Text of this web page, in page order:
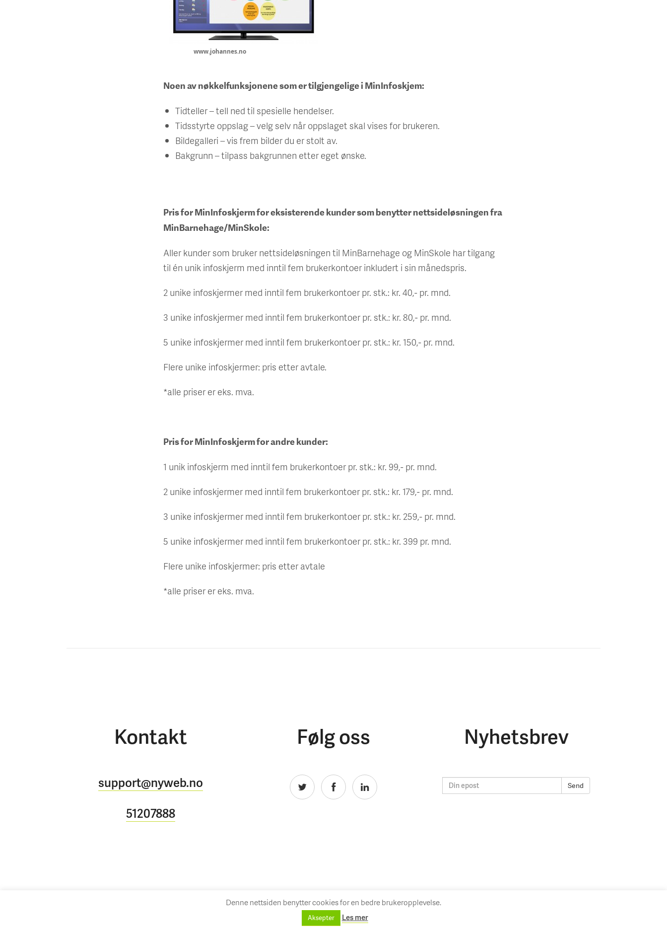
www.johannes.no
Noen av nøkkelfunksjonene som er tilgjengelige i MinInfoskjem:
Tidteller – tell ned til spesielle hendelser.
Tidsstyrte oppslag – velg selv når oppslaget skal vises for brukeren.
Bildegalleri – vis frem bilder du er stolt av.
Bakgrunn – tilpass bakgrunnen etter eget ønske.
Pris for MinInfoskjerm for eksisterende kunder som benytter nettsideløsningen fra
MinBarnehage/MinSkole:
Aller kunder som bruker nettsideløsningen til MinBarnehage og MinSkole har tilgang
til én unik infoskjerm med inntil fem brukerkontoer inkludert i sin månedspris.
2 unike infoskjermer med inntil fem brukerkontoer pr. stk.: kr. 40,- pr. mnd.
3 unike infoskjermer med inntil fem brukerkontoer pr. stk.: kr. 80,- pr. mnd.
5 unike infoskjermer med inntil fem brukerkontoer pr. stk.: kr. 150,- pr. mnd.
Flere unike infoskjermer: pris etter avtale.
*alle priser er eks. mva.
Pris for MinInfoskjerm for andre kunder:
1 unik infoskjerm med inntil fem brukerkontoer pr. stk.: kr. 99,- pr. mnd.
2 unike infoskjermer med inntil fem brukerkontoer pr. stk.: kr. 179,- pr. mnd.
3 unike infoskjermer med inntil fem brukerkontoer pr. stk.: kr. 259,- pr. mnd.
5 unike infoskjermer med inntil fem brukerkontoer pr. stk.: kr. 399 pr. mnd.
Flere unike infoskjermer: pris etter avtale
*alle priser er eks. mva.
Kontakt
support@nyweb.no
51207888
Følg oss Nyhetsbrev
Denne nettsiden benytter cookies for en bedre brukeropplevelse.
Aksepter Les mer